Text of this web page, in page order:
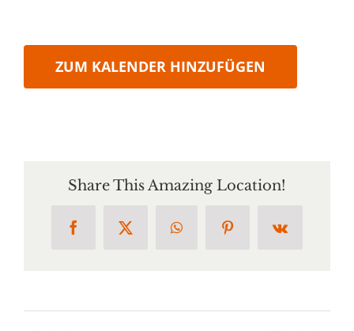
ZUM KALENDER HINZUFÜGEN
Share This Amazing Location!
FacebookX WhatsAppPinterestVk